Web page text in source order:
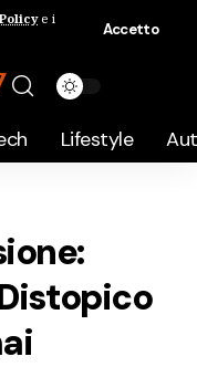
e i
Accetto
Lifestyle